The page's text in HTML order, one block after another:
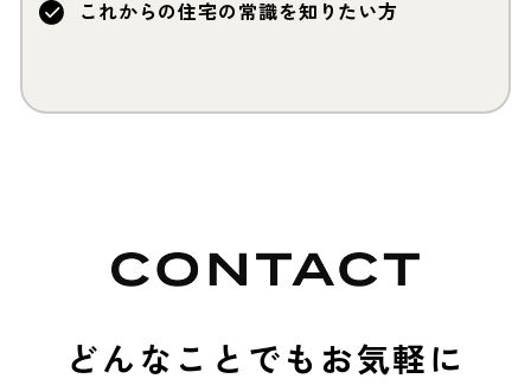
これからの住宅の常識を知りたい方
どんなことでもお気軽に